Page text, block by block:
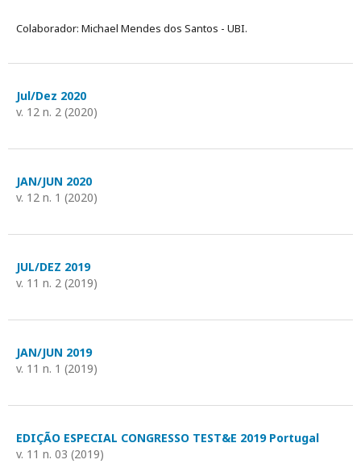
Colaborador: Michael Mendes dos Santos - UBI.
Jul/Dez 2020
v. 12 n. 2 (2020)
JAN/JUN 2020
v. 12 n. 1 (2020)
JUL/DEZ 2019
v. 11 n. 2 (2019)
JAN/JUN 2019
v. 11 n. 1 (2019)
EDIÇÃO ESPECIAL CONGRESSO TEST&E 2019 Portugal
v. 11 n. 03 (2019)